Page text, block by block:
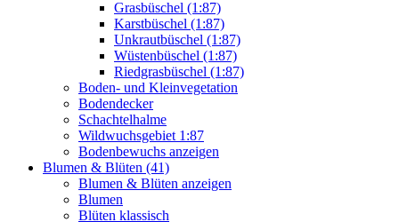
Grasbüschel (1:87)
Karstbüschel (1:87)
Unkrautbüschel (1:87)
Wüstenbüschel (1:87)
Riedgrasbüschel (1:87)
Boden- und Kleinvegetation
Bodendecker
Schachtelhalme
Wildwuchsgebiet 1:87
Bodenbewuchs anzeigen
Blumen & Blüten (41)
Blumen & Blüten anzeigen
Blumen
Blüten klassisch